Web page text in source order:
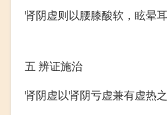
肾阴虚则以腰膝酸软，眩晕
五 辨证施治
肾阴虚以肾阴亏虚兼有虚热